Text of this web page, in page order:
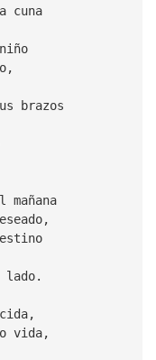
cuna
brazos
lado.
vida,